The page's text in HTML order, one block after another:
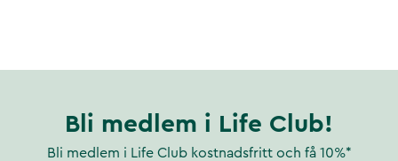
Bli medlem i Life Club!
Bli medlem i Life Club kostnadsfritt och få 10%*